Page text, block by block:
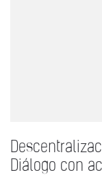
Diálogo con